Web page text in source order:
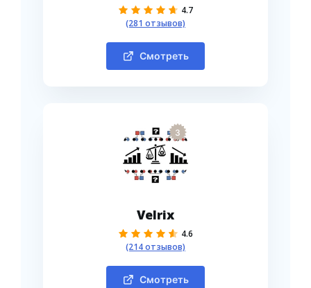
4.7
(281 отзывов)
Смотреть
3
Velrix
4.6
(214 отзывов)
Смотреть